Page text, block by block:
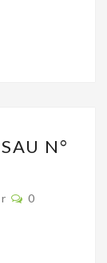
N°
0